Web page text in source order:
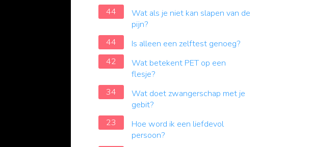
44
Wat als je niet kan slapen van de
pijn?
44
Is alleen een zelftest genoeg?
42
Wat betekent PET op een
flesje?
34
Wat doet zwangerschap met je
gebit?
23
Hoe word ik een liefdevol
persoon?